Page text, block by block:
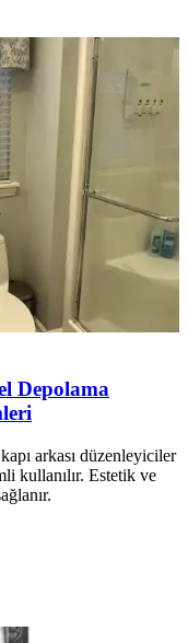
Depolama
arkası düzenleyiciler
kullanılır. Estetik ve